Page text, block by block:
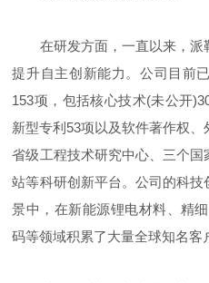
在研发方面，一直以来，派
提升自主创新能力。公司目前
153项，包括核心技术(未公开
新型专利53项以及软件著作权
省级工程技术研究中心、三个
站等科研创新平台。公司的科
景中，在新能源锂电材料、精
码等领域积累了大量全球知名客